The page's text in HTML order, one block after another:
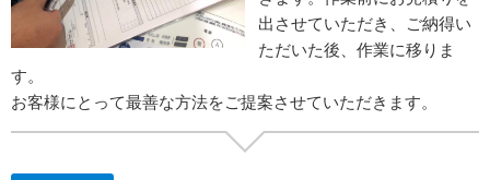
出させていただき、ご納得い
ただいた後、作業に移りま
す。
お客様にとって最善な方法をご提案させていただきます。